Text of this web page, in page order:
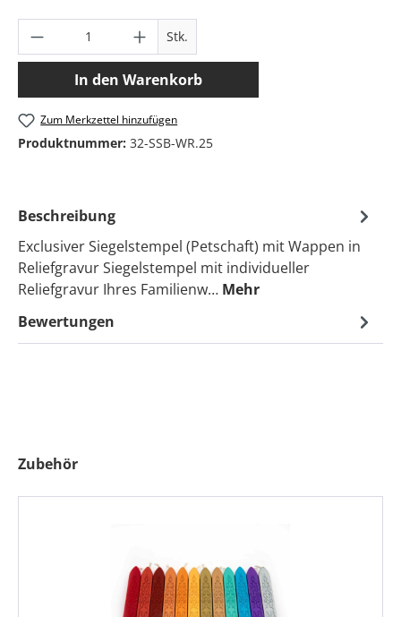
Produkt Anzahl: Gib den gewünschten
Stk.
In den Warenkorb
Zum Merkzettel hinzufügen
Produktnummer: 32-SSB-WR.25
Beschreibung
Exclusiver Siegelstempel (Petschaft) mit Wappen in
Reliefgravur Siegelstempel mit individueller
Reliefgravur Ihres Familienw… Mehr
Bewertungen
Produktgalerie überspringen
Zubehör